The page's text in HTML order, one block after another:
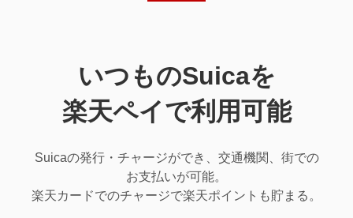
いつものSuicaを
楽天ペイで利用可能
Suicaの発行・チャージができ、交通機関、街での
お支払いが可能。
楽天カードでのチャージで楽天ポイントも貯まる。